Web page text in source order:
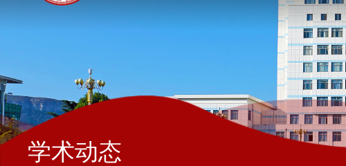
学术动态